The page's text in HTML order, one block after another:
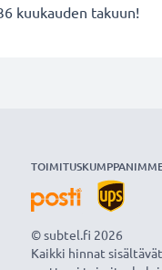
kuukauden takuun!
© subtel.fi 2026
Kaikki hinnat